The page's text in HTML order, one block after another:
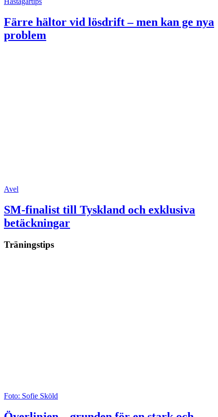
Färre hältor vid lösdrift – men kan ge nya
problem
Avel
SM-finalist till Tyskland och exklusiva
betäckningar
Träningstips
Foto: Sofie Sköld